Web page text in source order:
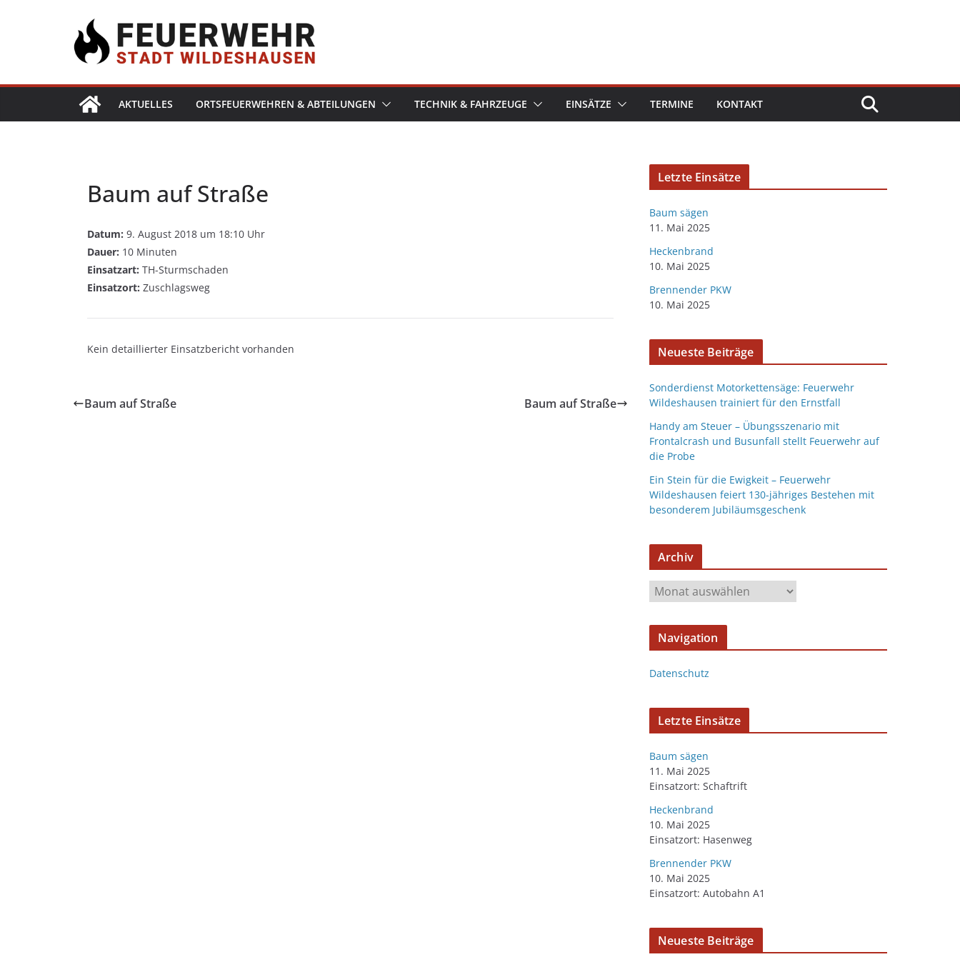
AKTUELLES ORTSFEUERWEHREN & ABTEILUNGEN TECHNIK & FAHRZEUGE EINSÄTZE TERMINE KONTAKT
Baum auf Straße
Datum: 9. August 2018 um 18:10 Uhr
Dauer: 10 Minuten
Einsatzart: TH-Sturmschaden
Einsatzort: Zuschlagsweg
Kein detaillierter Einsatzbericht vorhanden
Baum auf Straße Baum auf Straße
Letzte Einsätze
Baum sägen
11. Mai 2025
Heckenbrand
10. Mai 2025
Brennender PKW
10. Mai 2025
Neueste Beiträge
Sonderdienst Motorkettensäge: Feuerwehr
Wildeshausen trainiert für den Ernstfall
Handy am Steuer – Übungsszenario mit
Frontalcrash und Busunfall stellt Feuerwehr auf
die Probe
Ein Stein für die Ewigkeit – Feuerwehr
Wildeshausen feiert 130-jähriges Bestehen mit
besonderem Jubiläumsgeschenk
Archiv
Navigation
Datenschutz
Letzte Einsätze
Baum sägen
11. Mai 2025
Einsatzort: Schaftrift
Heckenbrand
10. Mai 2025
Einsatzort: Hasenweg
Brennender PKW
10. Mai 2025
Einsatzort: Autobahn A1
Neueste Beiträge